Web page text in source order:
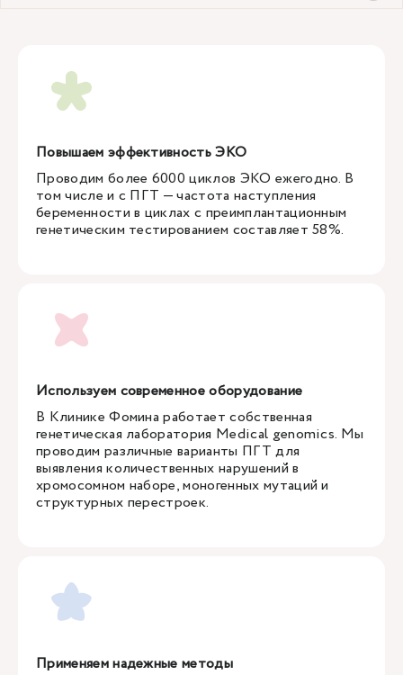
Повышаем эффективность ЭКО
Проводим более 6000 циклов ЭКО ежегодно. В
том числе и с ПГТ — частота наступления
беременности в циклах с преимплантационным
генетическим тестированием составляет 58%.
Используем современное оборудование
В Клинике Фомина работает собственная
генетическая лаборатория Medical genomics. Мы
проводим различные варианты ПГТ для
выявления количественных нарушений в
хромосомном наборе, моногенных мутаций и
структурных перестроек.
Применяем надежные методы